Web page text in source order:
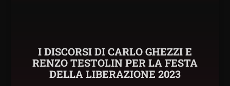
I DISCORSI DI CARLO GHEZZI E
RENZO TESTOLIN PER LA FESTA
DELLA LIBERAZIONE 2023